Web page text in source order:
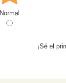
Normal
¡Sé el